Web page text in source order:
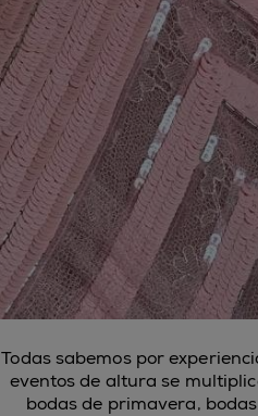
Todas sabemos por
eventos de altura se
bodas de primavera,